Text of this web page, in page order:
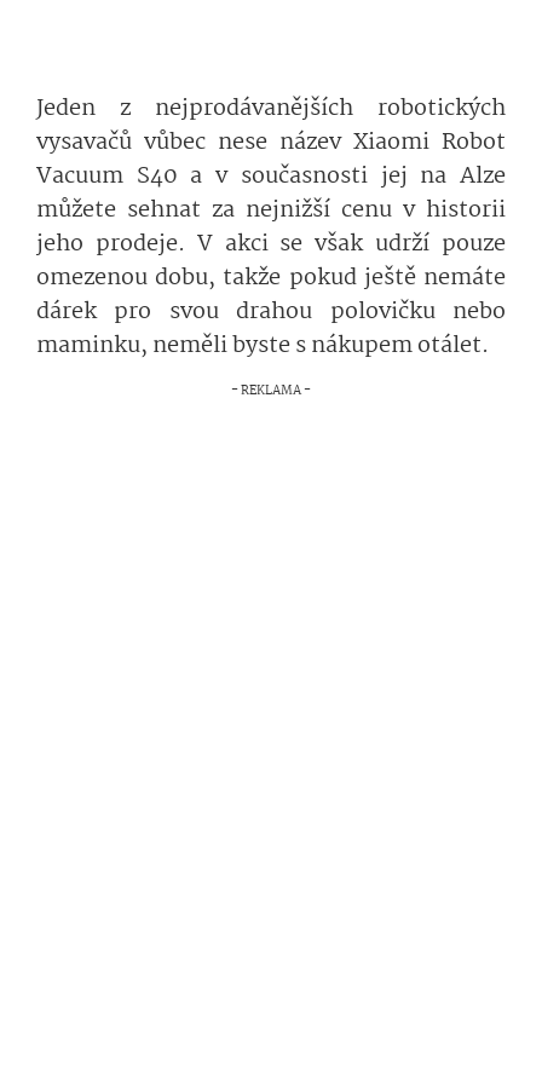
Jeden z nejprodávanějších robotických
vysavačů vůbec nese název Xiaomi Robot
Vacuum S40 a v současnosti jej na Alze
můžete sehnat za nejnižší cenu v historii
jeho prodeje. V akci se však udrží pouze
omezenou dobu, takže pokud ještě nemáte
dárek pro svou drahou polovičku nebo
maminku, neměli byste s nákupem otálet.